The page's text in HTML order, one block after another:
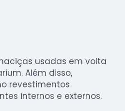
usadas em volta
Além disso,
revestimentos
internos e externos.